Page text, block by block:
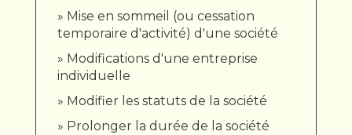
Mise en sommeil (ou cessation
temporaire d'activité) d'une société
Modifications d'une entreprise
individuelle
Modifier les statuts de la société
Prolonger la durée de la société